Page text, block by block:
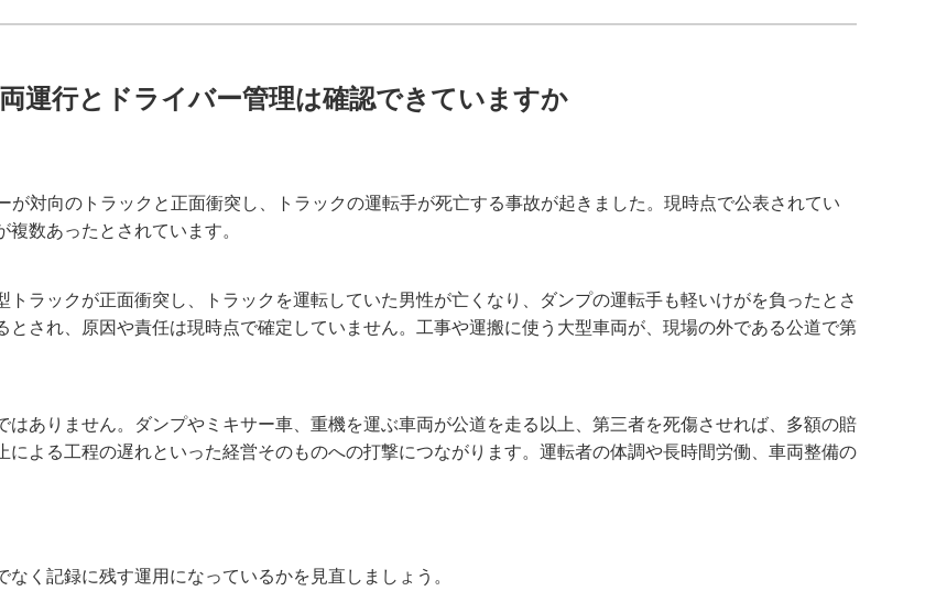
運行とドライバー管理は確認できていますか
対向のトラックと正面衝突し、トラックの運転手が死亡する事故が起きました。現時点で公表されてい
数あったとされています。
ラックが正面衝突し、トラックを運転していた男性が亡くなり、ダンプの運転手も軽いけがを負ったとさ
され、原因や責任は現時点で確定していません。工事や運搬に使う大型車両が、現場の外である公道で第
ありません。ダンプやミキサー車、重機を運ぶ車両が公道を走る以上、第三者を死傷させれば、多額の賠
よる工程の遅れといった経営そのものへの打撃につながります。運転者の体調や長時間労働、車両整備の
く記録に残す運用になっているかを見直しましょう。